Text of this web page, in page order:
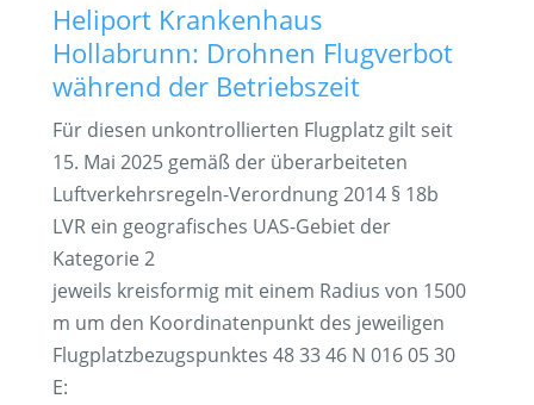
Heliport Krankenhaus
Hollabrunn: Drohnen Flugverbot
während der Betriebszeit
Für diesen unkontrollierten Flugplatz gilt seit
15. Mai 2025 gemäß der überarbeiteten
Luftverkehrsregeln-Verordnung 2014 § 18b
LVR ein geografisches UAS-Gebiet der
Kategorie 2
jeweils kreisformig mit einem Radius von 1500
m um den Koordinatenpunkt des jeweiligen
Flugplatzbezugspunktes 48 33 46 N 016 05 30
E: